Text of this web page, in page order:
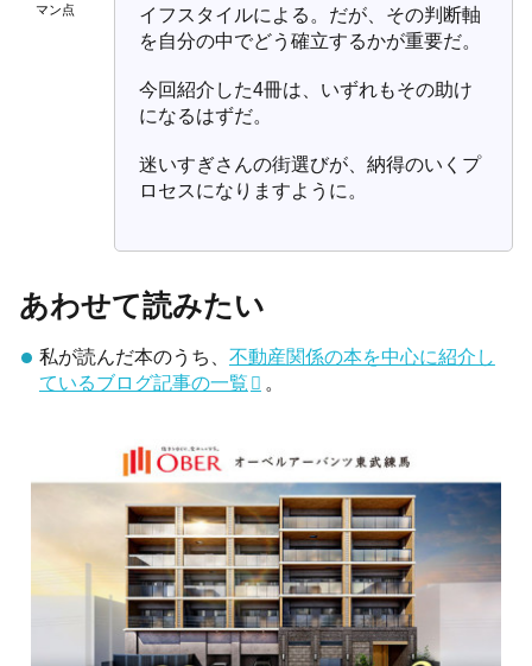
マン点
イフスタイルによる。だが、その判断軸
を自分の中でどう確立するかが重要だ。
今回紹介した4冊は、いずれもその助け
になるはずだ。
迷いすぎさんの街選びが、納得のいくプ
ロセスになりますように。
あわせて読みたい
私が読んだ本のうち、 不動産関係の本を中心に紹介し
ているブログ記事の一覧
。